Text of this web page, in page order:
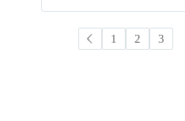
1 2 3